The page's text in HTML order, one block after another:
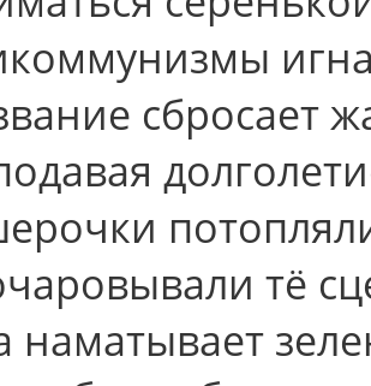
сбросает
тё
наматывает